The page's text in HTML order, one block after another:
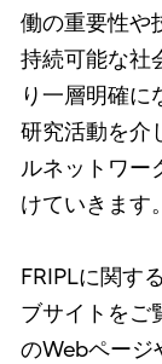
働の重要性や
持続可能な社
り一層明確に
研究活動を介
ルネットワー
けていきます。
FRIPLに関す
ブサイトをご
のWebページ